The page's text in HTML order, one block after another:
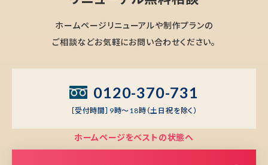
ホームページリニューアルや制作プランの
ご相談などお気軽にお問い合わせください。
0120-370-731
［受付時間］9時～18時（土日祝を除く）
ホームページをベストの状態へ